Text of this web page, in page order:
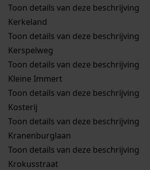
Toon details van deze beschrijving
Kerkeland
Toon details van deze beschrijving
Kerspelweg
Toon details van deze beschrijving
Kleine Immert
Toon details van deze beschrijving
Kosterij
Toon details van deze beschrijving
Kranenburglaan
Toon details van deze beschrijving
Krokusstraat